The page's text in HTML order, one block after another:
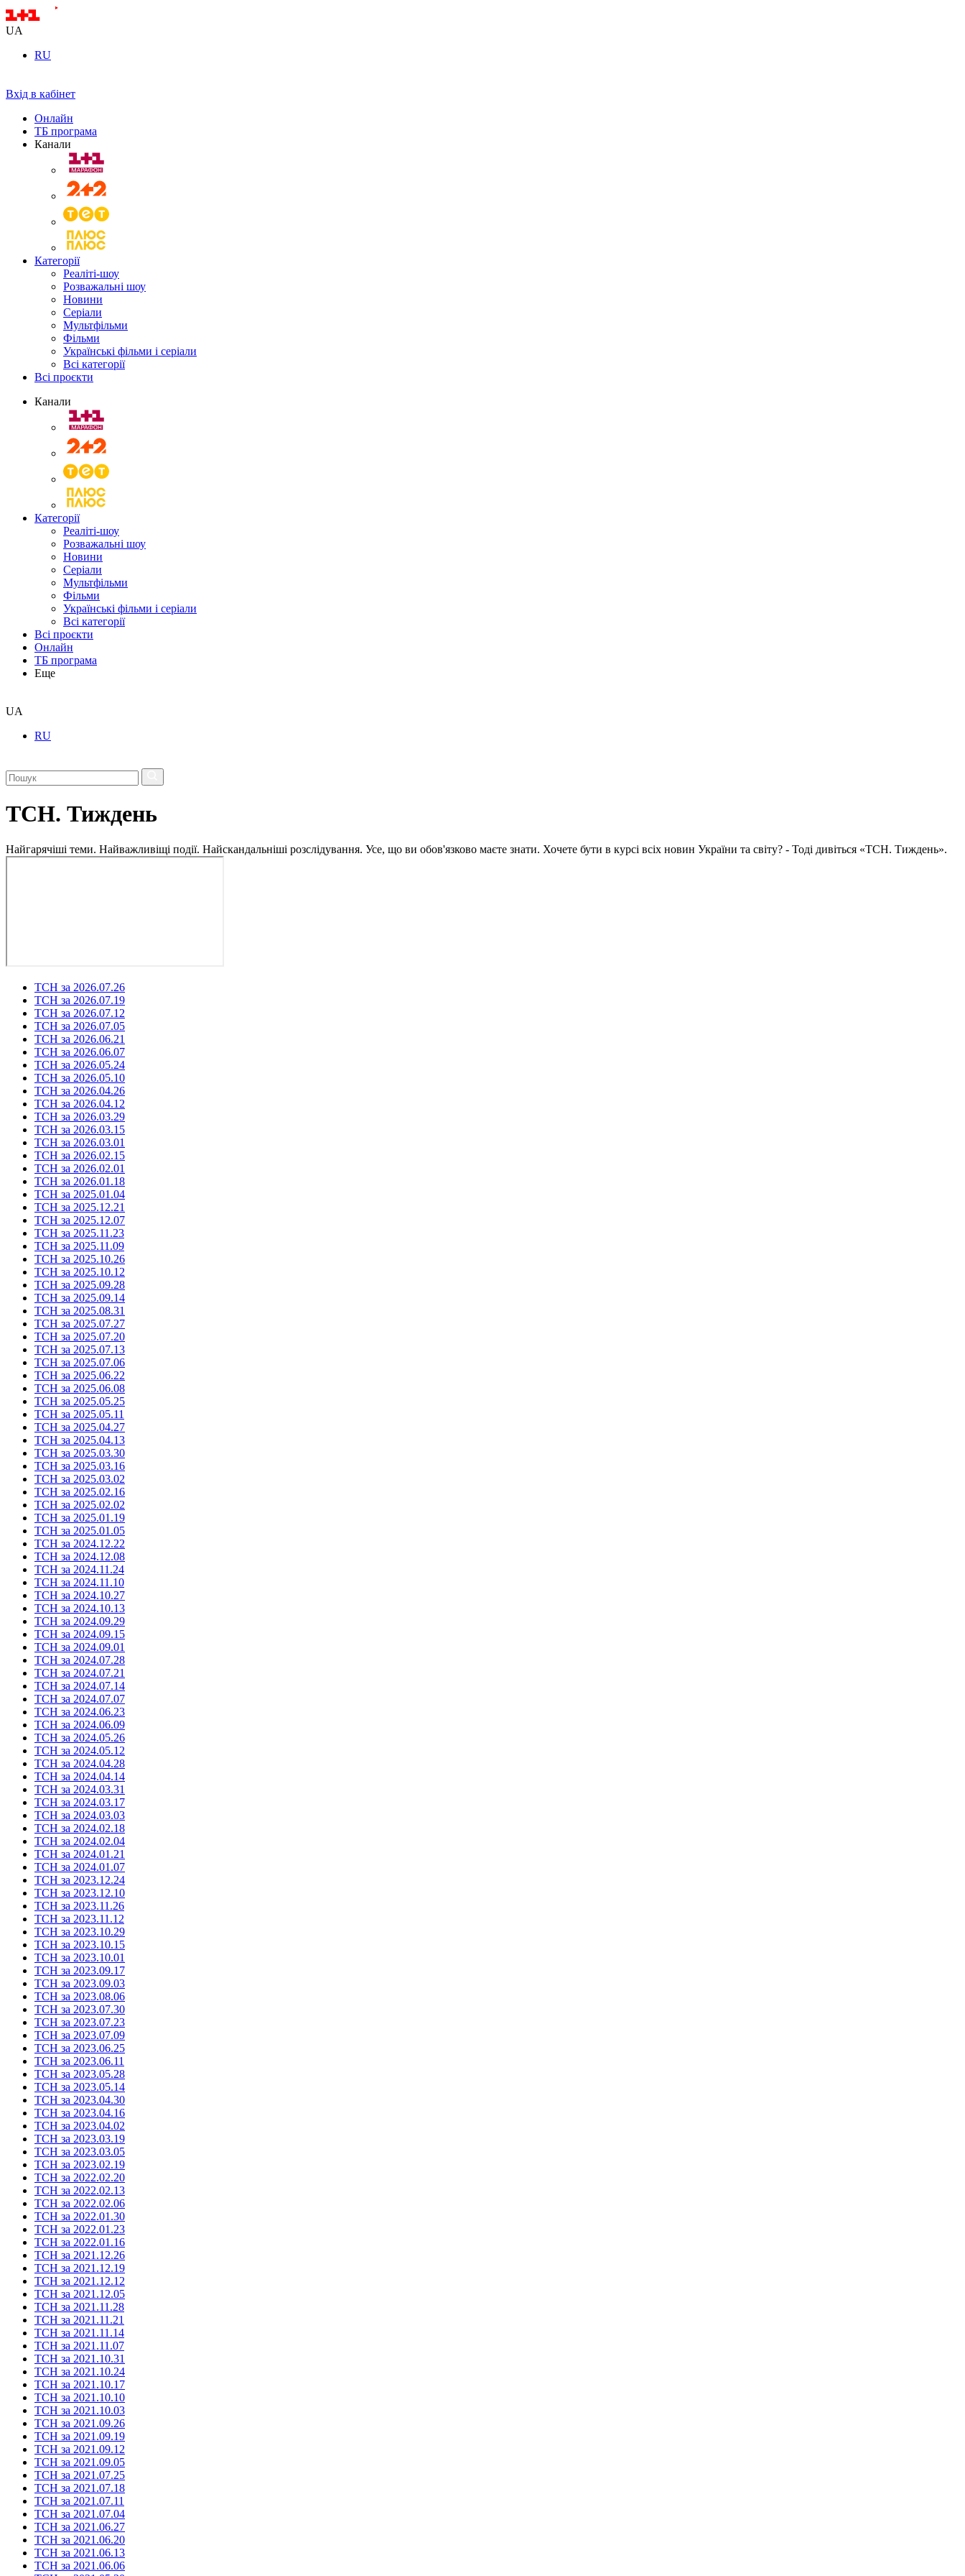
UA
RU
Вхід в кабінет
Онлайн
ТБ програма
Канали
Категорії
Реаліті-шоу
Розважальні шоу
Новини
Серіали
Мультфільми
Фільми
Українські фільми і серіали
Всі категорії
Всі проєкти
Канали
Категорії
Реаліті-шоу
Розважальні шоу
Новини
Серіали
Мультфільми
Фільми
Українські фільми і серіали
Всі категорії
Всі проєкти
Онлайн
ТБ програма
Еще
UA
RU
ТСН. Тиждень
Найгарячіші теми. Найважливіщі події. Найскандальніші розслідування. Усе, що ви обов'язково маєте знати. Хочете бути в курсі всіх новин України та світу? - Тоді дивіться «ТСН. Тиждень».
ТСН за 2026.07.26
ТСН за 2026.07.19
ТСН за 2026.07.12
ТСН за 2026.07.05
ТСН за 2026.06.21
ТСН за 2026.06.07
ТСН за 2026.05.24
ТСН за 2026.05.10
ТСН за 2026.04.26
ТСН за 2026.04.12
ТСН за 2026.03.29
ТСН за 2026.03.15
ТСН за 2026.03.01
ТСН за 2026.02.15
ТСН за 2026.02.01
ТСН за 2026.01.18
ТСН за 2025.01.04
ТСН за 2025.12.21
ТСН за 2025.12.07
ТСН за 2025.11.23
ТСН за 2025.11.09
ТСН за 2025.10.26
ТСН за 2025.10.12
ТСН за 2025.09.28
ТСН за 2025.09.14
ТСН за 2025.08.31
ТСН за 2025.07.27
ТСН за 2025.07.20
ТСН за 2025.07.13
ТСН за 2025.07.06
ТСН за 2025.06.22
ТСН за 2025.06.08
ТСН за 2025.05.25
ТСН за 2025.05.11
ТСН за 2025.04.27
ТСН за 2025.04.13
ТСН за 2025.03.30
ТСН за 2025.03.16
ТСН за 2025.03.02
ТСН за 2025.02.16
ТСН за 2025.02.02
ТСН за 2025.01.19
ТСН за 2025.01.05
ТСН за 2024.12.22
ТСН за 2024.12.08
ТСН за 2024.11.24
ТСН за 2024.11.10
ТСН за 2024.10.27
ТСН за 2024.10.13
ТСН за 2024.09.29
ТСН за 2024.09.15
ТСН за 2024.09.01
ТСН за 2024.07.28
ТСН за 2024.07.21
ТСН за 2024.07.14
ТСН за 2024.07.07
ТСН за 2024.06.23
ТСН за 2024.06.09
ТСН за 2024.05.26
ТСН за 2024.05.12
ТСН за 2024.04.28
ТСН за 2024.04.14
ТСН за 2024.03.31
ТСН за 2024.03.17
ТСН за 2024.03.03
ТСН за 2024.02.18
ТСН за 2024.02.04
ТСН за 2024.01.21
ТСН за 2024.01.07
ТСН за 2023.12.24
ТСН за 2023.12.10
ТСН за 2023.11.26
ТСН за 2023.11.12
ТСН за 2023.10.29
ТСН за 2023.10.15
ТСН за 2023.10.01
ТСН за 2023.09.17
ТСН за 2023.09.03
ТСН за 2023.08.06
ТСН за 2023.07.30
ТСН за 2023.07.23
ТСН за 2023.07.09
ТСН за 2023.06.25
ТСН за 2023.06.11
ТСН за 2023.05.28
ТСН за 2023.05.14
ТСН за 2023.04.30
ТСН за 2023.04.16
ТСН за 2023.04.02
ТСН за 2023.03.19
ТСН за 2023.03.05
ТСН за 2023.02.19
ТСН за 2022.02.20
ТСН за 2022.02.13
ТСН за 2022.02.06
ТСН за 2022.01.30
ТСН за 2022.01.23
ТСН за 2022.01.16
ТСН за 2021.12.26
ТСН за 2021.12.19
ТСН за 2021.12.12
ТСН за 2021.12.05
ТСН за 2021.11.28
ТСН за 2021.11.21
ТСН за 2021.11.14
ТСН за 2021.11.07
ТСН за 2021.10.31
ТСН за 2021.10.24
ТСН за 2021.10.17
ТСН за 2021.10.10
ТСН за 2021.10.03
ТСН за 2021.09.26
ТСН за 2021.09.19
ТСН за 2021.09.12
ТСН за 2021.09.05
ТСН за 2021.07.25
ТСН за 2021.07.18
ТСН за 2021.07.11
ТСН за 2021.07.04
ТСН за 2021.06.27
ТСН за 2021.06.20
ТСН за 2021.06.13
ТСН за 2021.06.06